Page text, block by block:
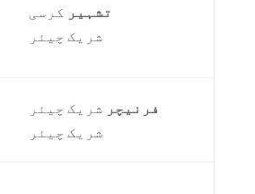
تشہیر کرسی
شریک چیئر
فرنیچر شریک چیئر
شریک چیئر